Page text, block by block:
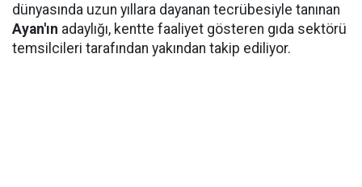
dünyasında uzun yıllara dayanan tecrübesiyle tanınan
Ayan'ın adaylığı, kentte faaliyet gösteren gıda sektörü
temsilcileri tarafından yakından takip ediliyor.